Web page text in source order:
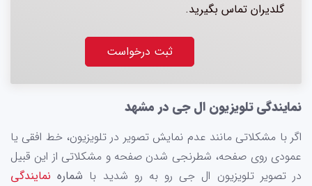
گلدیران تماس بگیرید.
ثبت درخواست
نمایندگی تلویزیون ال جی در مشهد
اگر با مشکلاتی مانند عدم نمایش تصویر در تلویزیون، خط افقی یا
عمودی روی صفحه، شطرنجی شدن صفحه و مشکلاتی از این قبیل
در تصویر تلویزیون ال جی رو به رو شدید با شماره نمایندگی